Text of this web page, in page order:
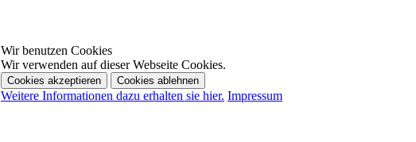
Wir benutzen Cookies
Wir verwenden auf dieser Webseite Cookies.
Cookies akzeptieren Cookies ablehnen
Weitere Informationen dazu erhalten sie hier. Impressum